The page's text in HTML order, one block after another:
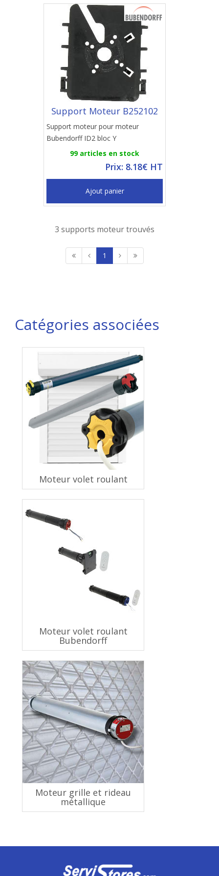
Support Moteur B252102
Support moteur pour moteur
Bubendorff ID2 bloc Y
99 articles en stock
Prix: 8.18€ HT
Ajout panier
3 supports moteur trouvés
1
Catégories associées
Moteur volet roulant
Moteur volet roulant
Bubendorff
Moteur grille et rideau
métallique